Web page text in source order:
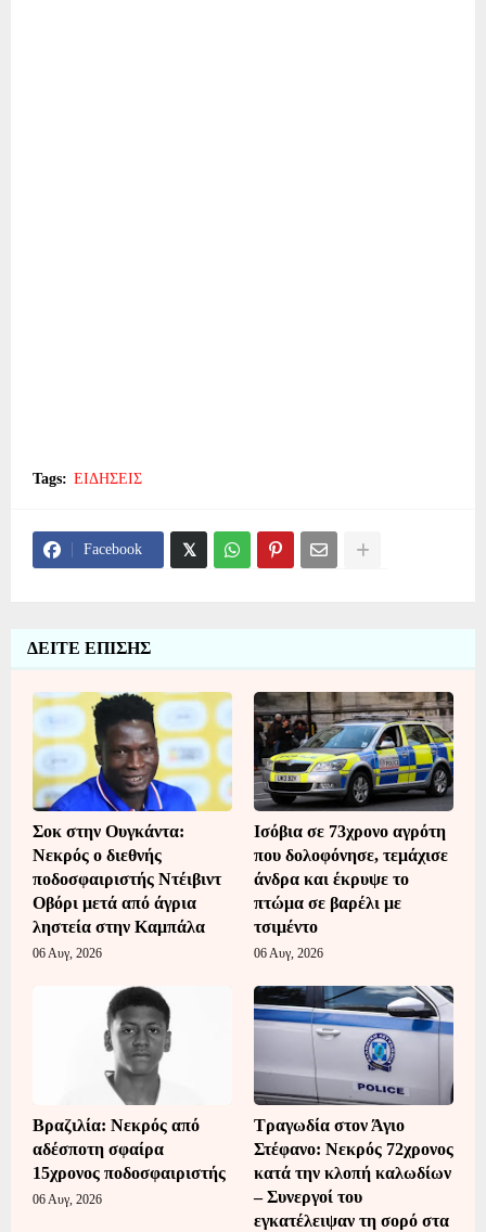
Tags: ΕΙΔΗΣΕΙΣ
Facebook
ΔΕΙΤΕ ΕΠΙΣΗΣ
Σοκ στην Ουγκάντα:
Νεκρός ο διεθνής
ποδοσφαιριστής Ντέιβιντ
Οβόρι μετά από άγρια
ληστεία στην Καμπάλα
06 Αυγ, 2026
Ισόβια σε 73χρονο αγρότη
που δολοφόνησε, τεμάχισε
άνδρα και έκρυψε το
πτώμα σε βαρέλι με
τσιμέντο
06 Αυγ, 2026
Βραζιλία: Νεκρός από
αδέσποτη σφαίρα
15χρονος ποδοσφαιριστής
06 Αυγ, 2026
Τραγωδία στον Άγιο
Στέφανο: Νεκρός 72χρονος
κατά την κλοπή καλωδίων
– Συνεργοί του
εγκατέλειψαν τη σορό στα